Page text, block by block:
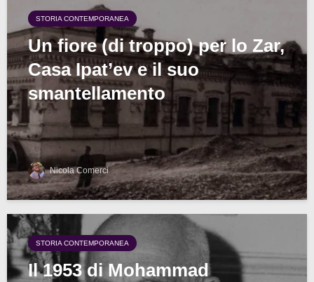
STORIA CONTEMPORANEA
Un fiore (di troppo) per lo Zar,
Casa Ipat’ev e il suo
smantellamento
Nicola Comerci
STORIA CONTEMPORANEA
Il 1953 di Mohammad